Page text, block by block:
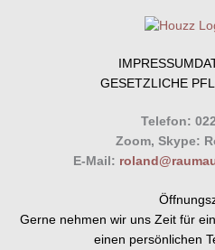
IMPRESSUM
GESETZLICHE
Telefon:
Zoom, Skype:
E-Mail:
Gerne nehmen wir uns Zeit für
einen persönlichen